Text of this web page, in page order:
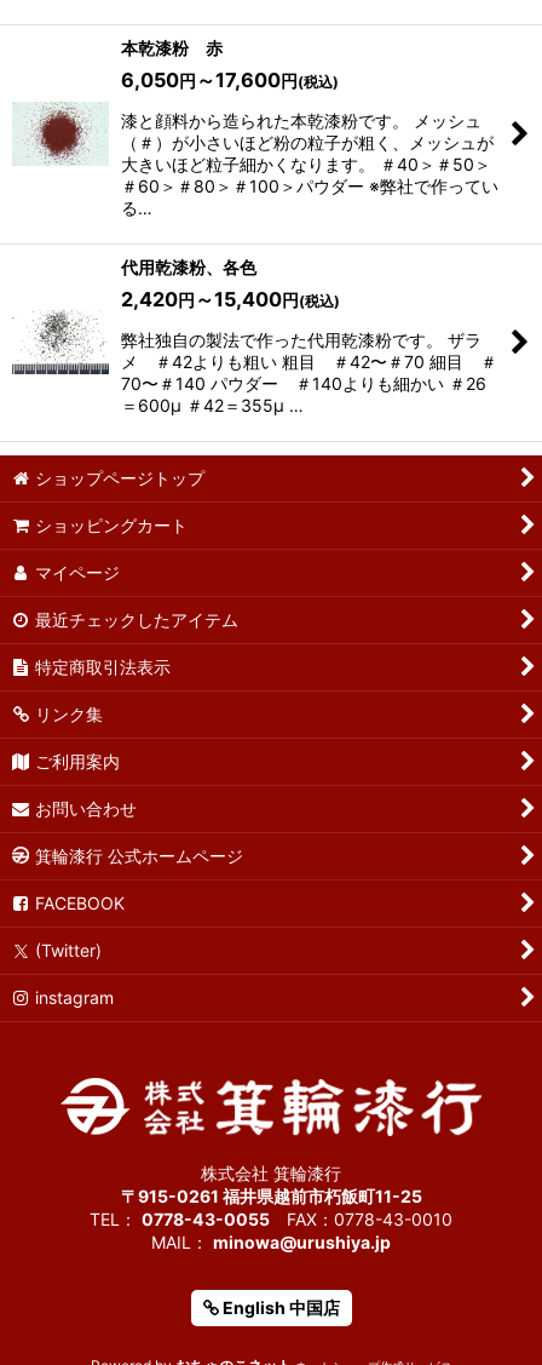
本乾漆粉 赤
6,050円 ～17,600円 (税込)
漆と顔料から造られた本乾漆粉です。 メッシュ
（＃）が小さいほど粉の粒子が粗く、メッシュが
大きいほど粒子細かくなります。 ＃40＞＃50＞
＃60＞＃80＞＃100＞パウダー ※弊社で作ってい
る…
代用乾漆粉、各色
2,420円 ～15,400円 (税込)
弊社独自の製法で作った代用乾漆粉です。 ザラ
メ ＃42よりも粗い 粗目 ＃42〜＃70 細目 ＃
70〜＃140 パウダー ＃140よりも細かい ＃26
＝600μ ＃42＝355μ …
ショップページトップ
ショッピングカート
マイページ
最近チェックしたアイテム
特定商取引法表示
リンク集
ご利用案内
お問い合わせ
箕輪漆行 公式ホームページ
FACEBOOK
(Twitter)
instagram
株式会社 箕輪漆行
〒915-0261 福井県越前市朽飯町11-25
TEL： 0778-43-0055 FAX：0778-43-0010
MAIL： minowa@urushiya.jp
English 中国店